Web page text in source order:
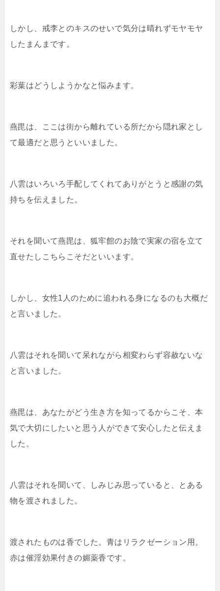
しかし、戒李とのキスのせいで気分は晴れずモヤモヤ
したまんまです。
彩葉はどうしようかなと悩みます。
燕毘は、ここは街から離れている所だから隠れ家とし
て最適だと思うといいました。
八雲はいろいろ手配してくれてありがとうと感謝の気
持ちを伝えました。
それを聞いて燕毘は、狐牢館のお陰で実家の宿を立て
直せたしこちらこそだといいます。
しかし、女性1人のために追われる身になるのも大概だ
と言いました。
八雲はそれを聞いて呆れながら相変わらず容赦ないな
と言いました。
燕毘は、あなたがどう生き方を知ってるからこそ、本
気で大切にしたいと思う人ができて安心したと伝えま
した。
八雲はそれを聞いて、しみじみ思っていると、とある
物を渡されました。
渡されたものは香でした。青はリラクゼーション用。
赤は催淫効果付きの媚薬香です。